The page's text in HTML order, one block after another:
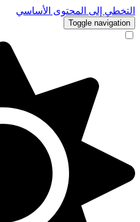
التخطي إلى المحتوى الأساسي
Toggle navigation